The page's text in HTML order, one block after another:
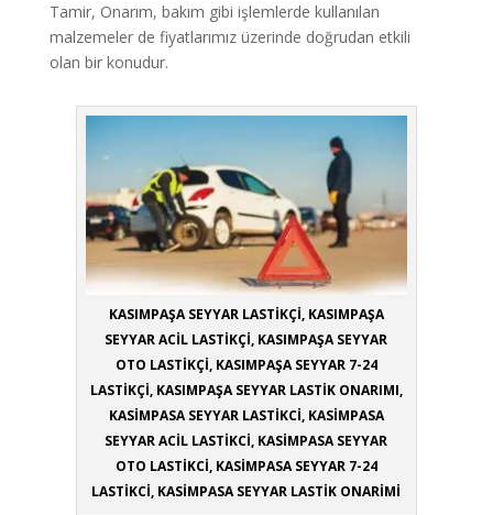
Tamir, Onarım, bakım gibi işlemlerde kullanılan
malzemeler de fiyatlarımız üzerinde doğrudan etkili
olan bir konudur.
KASIMPAŞA SEYYAR LASTİKÇİ, KASIMPAŞA
SEYYAR ACİL LASTİKÇİ, KASIMPAŞA SEYYAR
OTO LASTİKÇİ, KASIMPAŞA SEYYAR 7-24
LASTİKÇİ, KASIMPAŞA SEYYAR LASTİK ONARIMI,
KASİMPASA SEYYAR LASTİKCİ, KASİMPASA
SEYYAR ACİL LASTİKCİ, KASİMPASA SEYYAR
OTO LASTİKCİ, KASİMPASA SEYYAR 7-24
LASTİKCİ, KASİMPASA SEYYAR LASTİK ONARİMİ